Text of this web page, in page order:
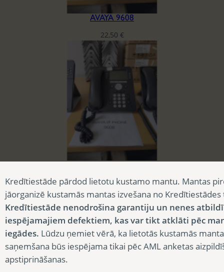
AVAYA 9608
22,50 €
22,50€
Kredītiestāde pārdod lietotu kustamo mantu. Mantas
jāorganizē kustamās mantas izvešana no
Kredītiestāde nenodrošina garantiju un nenes
iespējamajiem defektiem, kas var tikt atklāti pēc
iegādes. Lūdzu ņemiet vērā, ka lietotās kustamās
saņemšana būs iespējama tikai pēc AML anketas
apstiprināšanas.